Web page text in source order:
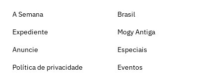
A Semana
Expediente
Anuncie
Política de privacidade
Brasil
Mogy Antiga
Especiais
Eventos